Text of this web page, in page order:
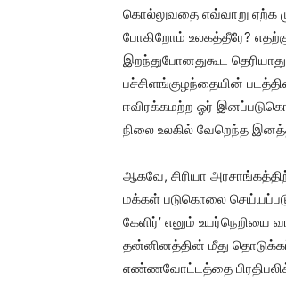
கொல்லுவதை எவ்வாறு ஏற்க
போகிறோம் உலகத்தீரே?
இறந்துபோனதுகூட
பச்சிளங்குழந்தையின்
ஈவிரக்கமற்ற ஓர்
நிலை உலகில் வேறெந்த
ஆகவே, சிரியா
மக்கள் படுகொலை
கேளிர்’ எனும் உயர்நெறியை
தன்னினத்தின் மீது
எண்ணவோட்டத்தை